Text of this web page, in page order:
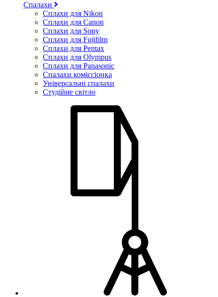
Спалахи
Сплахи для Nikon
Сплахи для Canon
Сплахи для Sony
Сплахи для Fujifilm
Сплахи для Pentax
Сплахи для Olympus
Сплахи для Panasonic
Спалахи коміссіонка
Універсальні спалахи
Студійне світло